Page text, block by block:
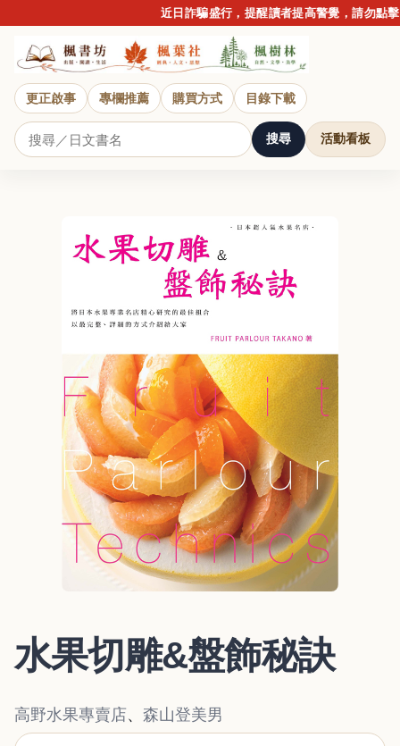
近日詐騙盛行，提醒讀者提高警覺，請勿點擊
更正啟事 專欄推薦 購買方式 目錄下載
搜尋 活動看板
水果切雕&盤飾秘訣
高野水果專賣店、 森山登美男